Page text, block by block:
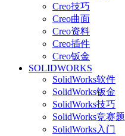
Creo技巧
Creo曲面
Creo资料
Creo插件
Creo钣金
SOLIDWORKS
SolidWorks软件
SolidWorks钣金
SolidWorks技巧
SolidWorks竞赛题
SolidWorks入门